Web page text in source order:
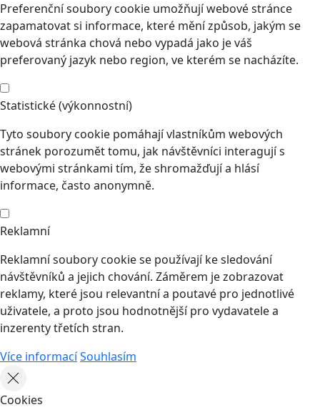
Preferenční soubory cookie umožňují webové stránce
zapamatovat si informace, které mění způsob, jakým se
webová stránka chová nebo vypadá jako je váš
preferovaný jazyk nebo region, ve kterém se nacházíte.
Statistické (výkonnostní)
Tyto soubory cookie pomáhají vlastníkům webových
stránek porozumět tomu, jak návštěvníci interagují s
webovými stránkami tím, že shromažďují a hlásí
informace, často anonymně.
Reklamní
Reklamní soubory cookie se používají ke sledování
návštěvníků a jejich chování. Záměrem je zobrazovat
reklamy, které jsou relevantní a poutavé pro jednotlivé
uživatele, a proto jsou hodnotnější pro vydavatele a
inzerenty třetích stran.
Více informacíSouhlasím
Cookies